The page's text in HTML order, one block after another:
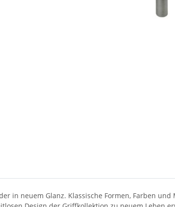
in neuem Glanz. Klassische Formen, Farben